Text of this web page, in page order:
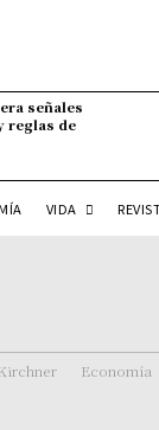
señales
reglas de
VIDA
Economía